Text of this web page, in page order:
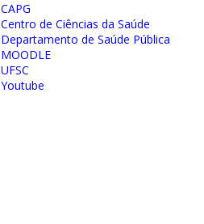
CAPG
Centro de Ciências da Saúde
Departamento de Saúde Pública
MOODLE
UFSC
Youtube